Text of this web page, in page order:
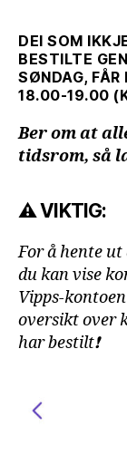
DEI SOM
BESTILTE
SØNDAG, FÅR
18.00-19.00
Ber om at
tidsrom, så
⚠️ VIKTIG:
For å hente
du kan vise
Vipps-
oversikt over
har bestilt❗️